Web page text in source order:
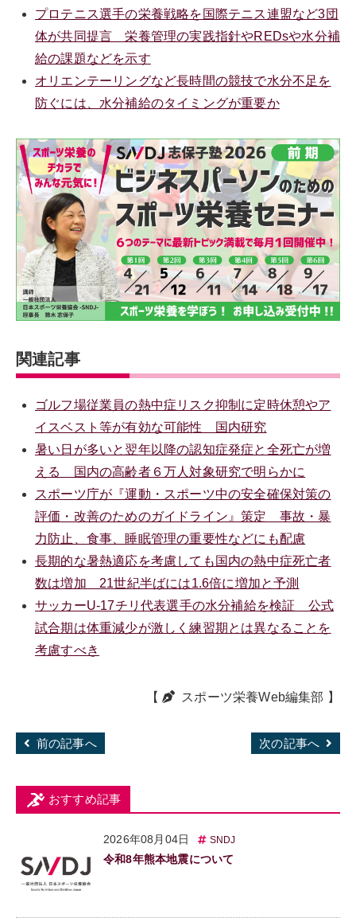
プロテニス選手の栄養戦略を国際テニス連盟など3団
体が共同提言 栄養管理の実践指針やREDsや水分補
給の課題などを示す
オリエンテーリングなど長時間の競技で水分不足を
防ぐには、水分補給のタイミングが重要か
関連記事
ゴルフ場従業員の熱中症リスク抑制に定時休憩やア
イスベスト等が有効な可能性 国内研究
暑い日が多いと翌年以降の認知症発症と全死亡が増
える 国内の高齢者６万人対象研究で明らかに
スポーツ庁が『運動・スポーツ中の安全確保対策の
評価・改善のためのガイドライン』策定 事故・暴
力防止、食事、睡眠管理の重要性などにも配慮
長期的な暑熱適応を考慮しても国内の熱中症死亡者
数は増加 21世紀半ばには1.6倍に増加と予測
サッカーU-17チリ代表選手の水分補給を検証 公式
試合期は体重減少が激しく練習期とは異なることを
考慮すべき
【 スポーツ栄養Web編集部 】
前の記事へ 次の記事へ
おすすめ記事
2026年08月04日 SNDJ
令和8年熊本地震について